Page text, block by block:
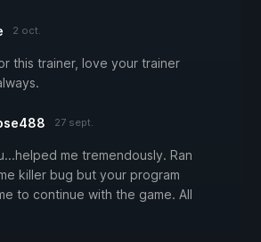
2 oct.
this trainer, love your trainer
27 sept.
me tremendously. Ran
killer bug but your program
to continue with the game. All